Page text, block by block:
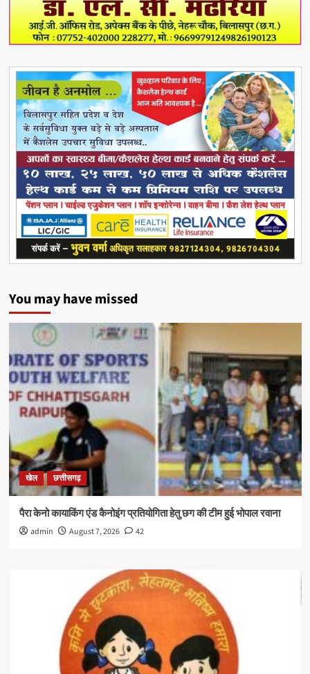
You may have missed
खेल छत्तीसगढ़
पैरा केनो कायाकिंग एंड कैनोइंग प्रतियोगिता हेतु छग की टीम हुई भोपाल रवाना
admin August 7, 2026 42